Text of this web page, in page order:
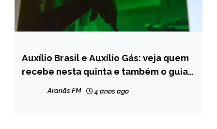
BRASIL
NOTÍCIAS
Auxílio Brasil e Auxílio Gás: veja quem
recebe nesta quinta e também o guia
Aranãs FM 4 anos ago